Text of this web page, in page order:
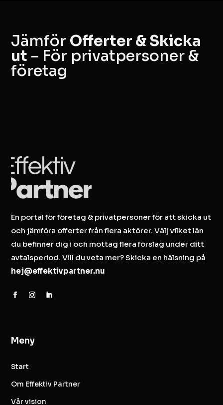
Jämför Offerter & Skicka
ut – För privatpersoner &
företag
En portal för företag & privatpersoner för att skicka ut
och jämföra offerter från flera aktörer. Välj vilket län
du befinner dig i och mottag flera förslag under ditt
avtalsperiod. Vill du veta mer? Skicka en hälsning på
hej@effektivpartner.nu
Meny
Start
Om Effektiv Partner
Vår vision